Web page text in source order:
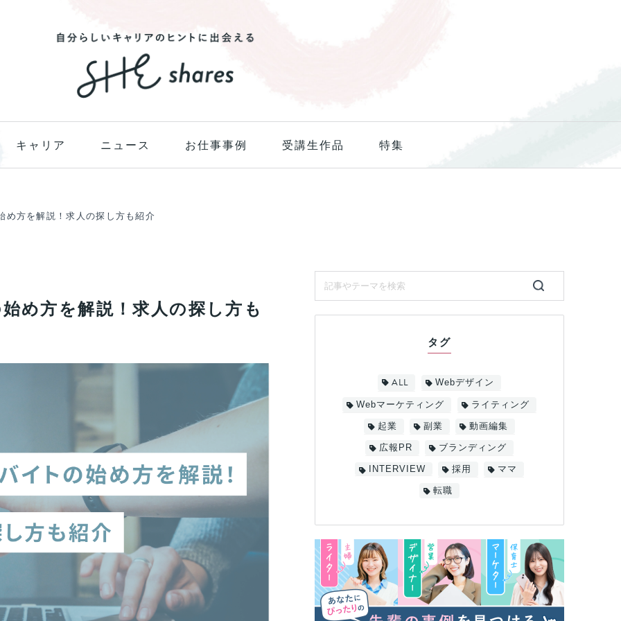
キャリア ニュース お仕事事例 受講生作品 特集
め方を解説！求人の探し方も紹介
め方を解説！求人の探し方も
タグ
ALL Webデザイン
Webマーケティング ライティング
起業 副業 動画編集
広報PR ブランディング
INTERVIEW 採用 ママ
転職